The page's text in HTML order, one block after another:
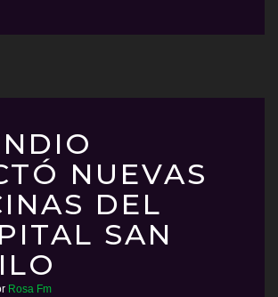
NUEVAS
DEL
SAN
Rosa Fm